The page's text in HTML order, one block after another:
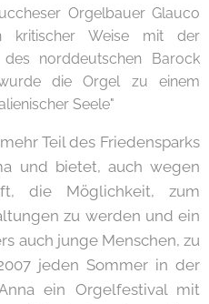
Orgelbauer Glauco
kritischer Weise mit der
norddeutschen Barock
die Orgel zu einem
Seele"
Teil des Friedensparks
und bietet, auch wegen
die Möglichkeit, zum
zu werden und ein
auch junge Menschen, zu
jeden Sommer in der
ein Orgelfestival mit